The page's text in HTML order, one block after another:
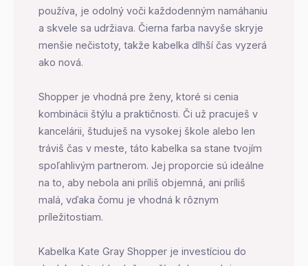
používa, je odolný voči každodenným namáhaniu
a skvele sa udržiava. Čierna farba navyše skryje
menšie nečistoty, takže kabelka dlhší čas vyzerá
ako nová.
Shopper je vhodná pre ženy, ktoré si cenia
kombinácii štýlu a praktičnosti. Či už pracuješ v
kancelárii, študuješ na vysokej škole alebo len
tráviš čas v meste, táto kabelka sa stane tvojím
spoľahlivým partnerom. Jej proporcie sú ideálne
na to, aby nebola ani príliš objemná, ani príliš
malá, vďaka čomu je vhodná k rôznym
príležitostiam.
Kabelka Kate Gray Shopper je investíciou do